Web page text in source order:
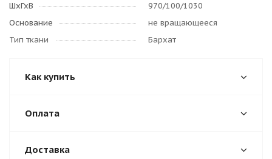
ШхГхВ
970/100/1030
Основание
не вращающееся
Тип ткани
Бархат
Как купить
Оплата
Доставка